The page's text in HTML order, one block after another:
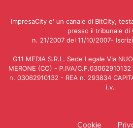
ImpresaCity e' un canale di BitCity,
presso il tribunale di
n. 21/2007 del 11/10/2007-
G11 MEDIA S.R.L. Sede Legale Via
MERONE (CO) - P.IVA/
n. 03062910132 - REA n. 293834
i.v.
Cookie